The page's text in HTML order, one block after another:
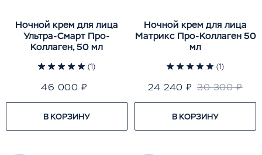
(1)
Ночной крем для лица
Ультра-Смарт Про-
Коллаген, 50 мл
46 000 ₽
В КОРЗИНУ
(1)
Ночной крем для лица
Матрикс Про-Коллаген 50
мл
24 240 ₽ 30 300 ₽
В КОРЗИНУ